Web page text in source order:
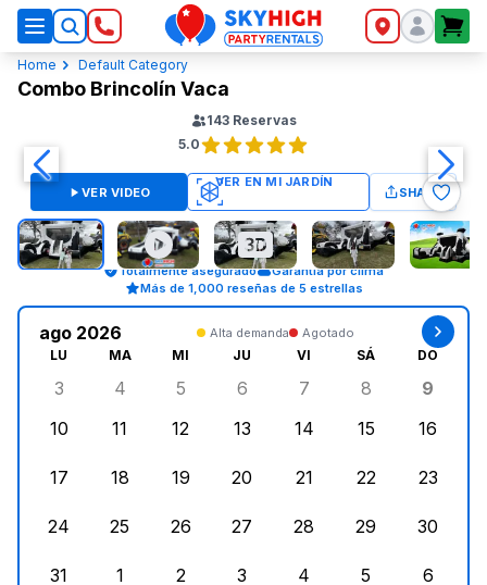
SkyHigh Logo
Home Default Category
Combo Brincolín Vaca
143 Reservas
5.0
VER VIDEO SHARE
Totalmente asegurado
Garantía por clima
Más de 1,000 reseñas de 5 estrellas
ago 2026 Alta demanda Agotado
LU MA MI JU VI SÁ DO
lunes, agosto 3, 2026
3
martes, agosto 4, 2026
4
miércoles, agosto 5, 2026
5
jueves, agosto 6, 2026
6
viernes, agosto 7,
7
sábado,
8 9
10
11
12
13
14
15
16
17
18
19
20
21
22
23
24
25
26
27
28
29
30
31
1
2
3
4
5
6